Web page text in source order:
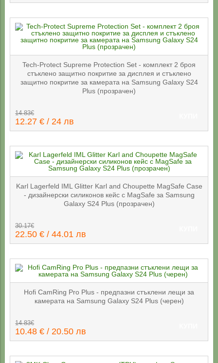
Tech-Protect Supreme Protection Set - комплект 2 броя
стъклено защитно покритие за дисплея и стъклено
защитно покритие за камерата на Samsung Galaxy S24
Plus (прозрачен)
14.83€
12.27 € / 24 лв
Karl Lagerfeld IML Glitter Karl and Choupette MagSafe Case
- дизайнерски силиконов кейс с MagSafe за Samsung
Galaxy S24 Plus (прозрачен)
30.17€
22.50 € / 44.01 лв
Hofi CamRing Pro Plus - предпазни стъклени лещи за
камерата на Samsung Galaxy S24 Plus (черен)
14.83€
10.48 € / 20.50 лв